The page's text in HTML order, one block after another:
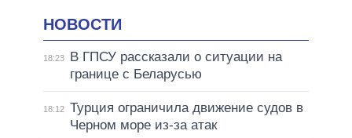
НОВОСТИ
18:23
В ГПСУ рассказали о ситуации на
границе с Беларусью
18:12 Турция ограничила движение судов в
Черном море из-за атак